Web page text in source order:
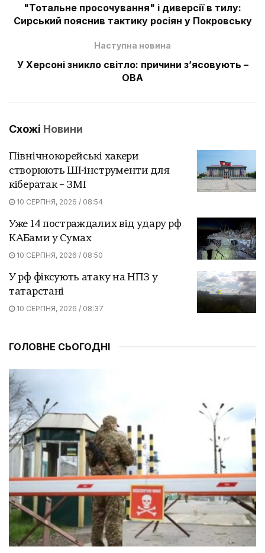
"Тотальне просочування" і диверсії в тилу:
Сирський пояснив тактику росіян у Покровську
Наступна новина
У Херсоні зникло світло: причини зʼясовують –
ОВА
Схожі Новини
Північнокорейські хакери
створюють ШІ-інструменти для
кібератак – ЗМІ
10 СЕРПНЯ, 2026 / 08:54
Уже 14 постраждалих від удару рф
КАБами у Сумах
10 СЕРПНЯ, 2026 / 08:50
У рф фіксують атаку на НПЗ у
татарстані
10 СЕРПНЯ, 2026 / 08:37
ГОЛОВНЕ СЬОГОДНІ